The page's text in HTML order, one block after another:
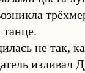
не так,